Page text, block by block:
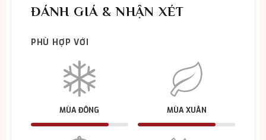
ĐÁNH GIÁ & NHẬN XÉT
PHÙ HỢP VỚI
MÙA ĐÔNG MÙA XUÂN